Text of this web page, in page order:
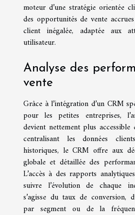
moteur d’une stratégie orientée
des opportunités de vente
client inégalée, adaptée aux
utilisateur.
Analyse des
vente
Grâce à l’intégration d’un CRM
pour les petites entreprises,
devient nettement plus
centralisant les données
historiques, le CRM offre aux
globale et détaillée des
L’accès à des rapports
suivre l’évolution de chaque
s’agisse du taux de conversion,
par segment ou de la